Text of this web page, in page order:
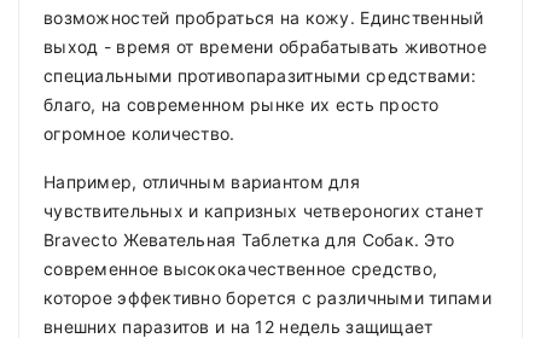
возможностей пробраться на кожу. Единственный
выход - время от времени обрабатывать животное
специальными противопаразитными средствами:
благо, на современном рынке их есть просто
огромное количество.
Например, отличным вариантом для
чувствительных и капризных четвероногих станет
Bravecto Жевательная Таблетка для Собак. Это
современное высококачественное средство,
которое эффективно борется с различными типами
внешних паразитов и на 12 недель защищает